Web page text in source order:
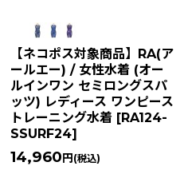
【ネコポス対象商品】RA(ア
ールエー) / 女性水着 (オー
ルインワン セミロングスパ
ッツ) レディース ワンピース
トレーニング水着 [RA124-
SSURF24]
14,960円(税込)